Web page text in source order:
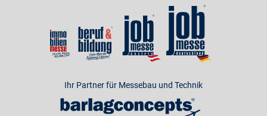
Ihr Partner für Messebau und Technik